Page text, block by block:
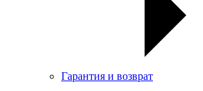
Гарантия и возврат